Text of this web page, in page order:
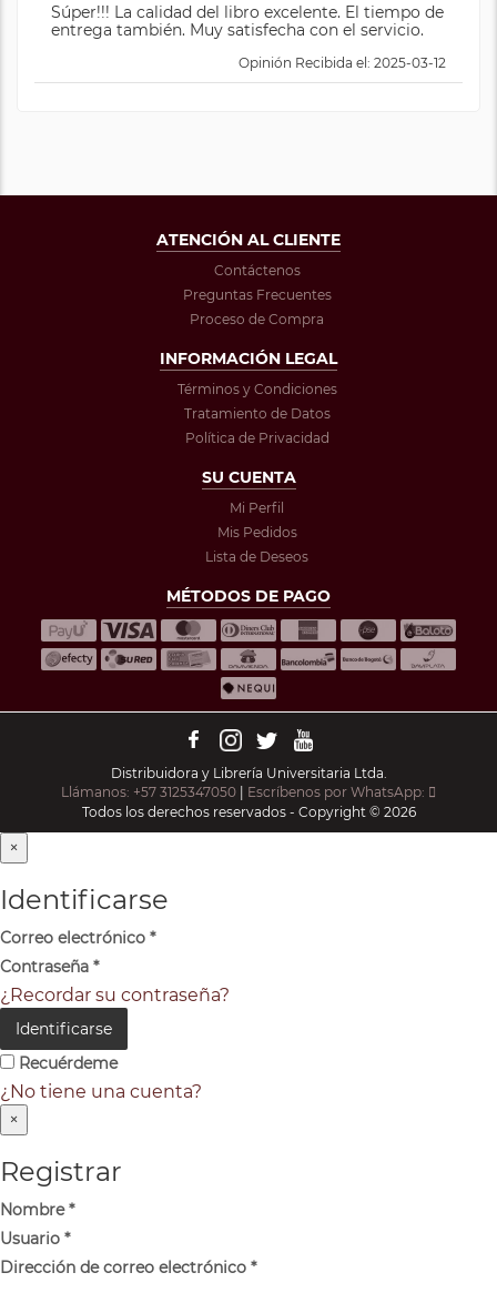
Súper!!! La calidad del libro excelente. El tiempo de
entrega también. Muy satisfecha con el servicio.
Opinión Recibida el: 2025-03-12
ATENCIÓN AL CLIENTE
Contáctenos
Preguntas Frecuentes
Proceso de Compra
INFORMACIÓN LEGAL
Términos y Condiciones
Tratamiento de Datos
Política de Privacidad
SU CUENTA
Mi Perfil
Mis Pedidos
Lista de Deseos
MÉTODOS DE PAGO
Distribuidora y Librería Universitaria Ltda.
Llámanos: +57 3125347050
Escríbenos por WhatsApp:
Todos los derechos reservados - Copyright © 2026
×
Identificarse
Correo electrónico *
Contraseña *
¿Recordar su contraseña?
Identificarse
Recuérdeme
¿No tiene una cuenta?
×
Registrar
Nombre*
Usuario *
Dirección de correo electrónico *